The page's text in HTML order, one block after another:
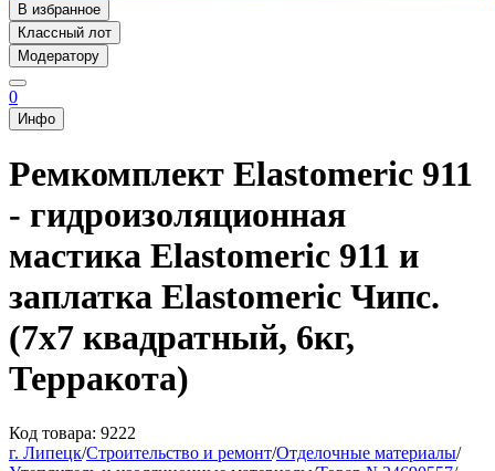
В избранное
Классный лот
Модератору
0
Инфо
Ремкомплект Elastomeric 911
- гидроизоляционная
мастика Elastomeric 911 и
заплатка Elastomeric Чипс.
(7х7 квадратный, 6кг,
Терракота)
Код товара: 9222
г. Липецк/Строительство и ремонт/Отделочные материалы/